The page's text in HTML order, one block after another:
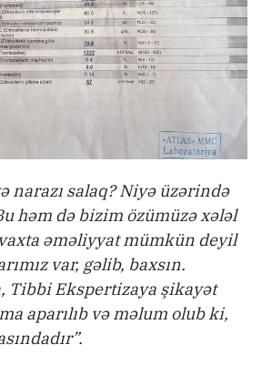
narazı salaq? Niyə üzərində
həm də bizim özümüzə xələl
əməliyyat mümkün deyil
var, gəlib, baxsın.
Tibbi Ekspertizaya şikayət
aparılıb və məlum olub ki,